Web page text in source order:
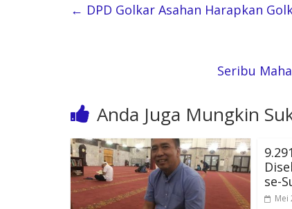
← DPD Golkar Asahan Harapkan
Seribu
Anda Juga Mungkin
se-
Mei